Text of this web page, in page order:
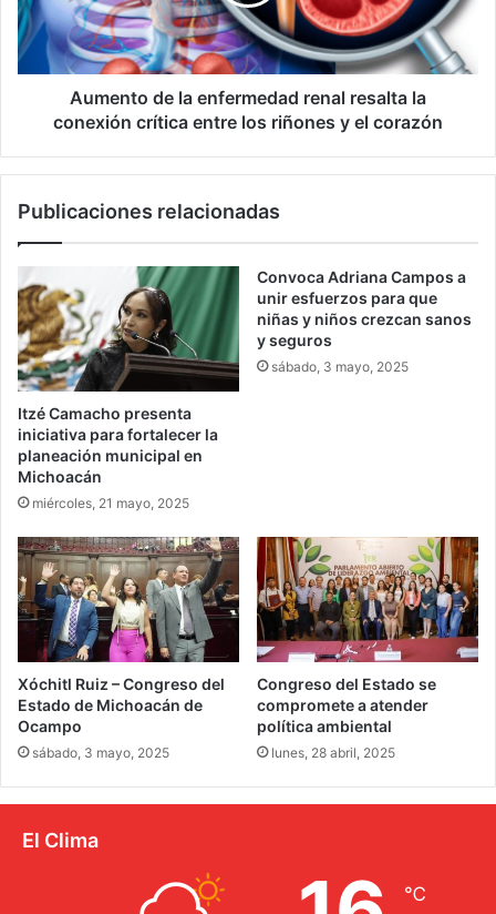
la
conexión
crítica
corazón
Aumento de la enfermedad renal resalta la
conexión crítica entre los riñones y el corazón
Publicaciones relacionadas
Itzé Camacho presenta
iniciativa para fortalecer la
planeación municipal en
Michoacán
miércoles, 21 mayo, 2025
Convoca Adriana Campos a
unir esfuerzos para que
niñas y niños crezcan sanos
y seguros
sábado, 3 mayo, 2025
Xóchitl Ruiz – Congreso del
Estado de Michoacán de
Ocampo
sábado, 3 mayo, 2025
Congreso del Estado se
compromete a atender
política ambiental
lunes, 28 abril, 2025
El Clima
℃